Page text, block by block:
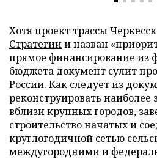
Хотя проект трассы Черкесск
Стратегиии назван
прямое финансирование из
бюджета документ сулит
России. Как следует из
реконструировать
вблизи крупных городов,
строительство начатых и
круглогодичной сетью
междугородними и